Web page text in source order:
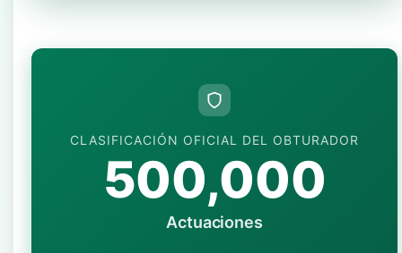
CLASIFICACIÓN OFICIAL DEL OBTURADOR
500,000
Actuaciones